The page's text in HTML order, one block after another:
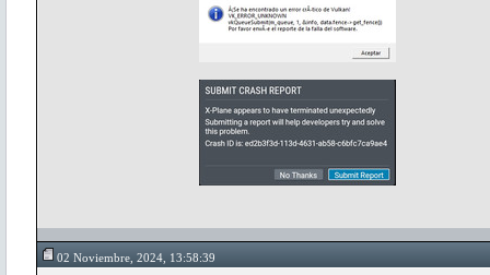
02 Noviembre, 2024, 13:58:39